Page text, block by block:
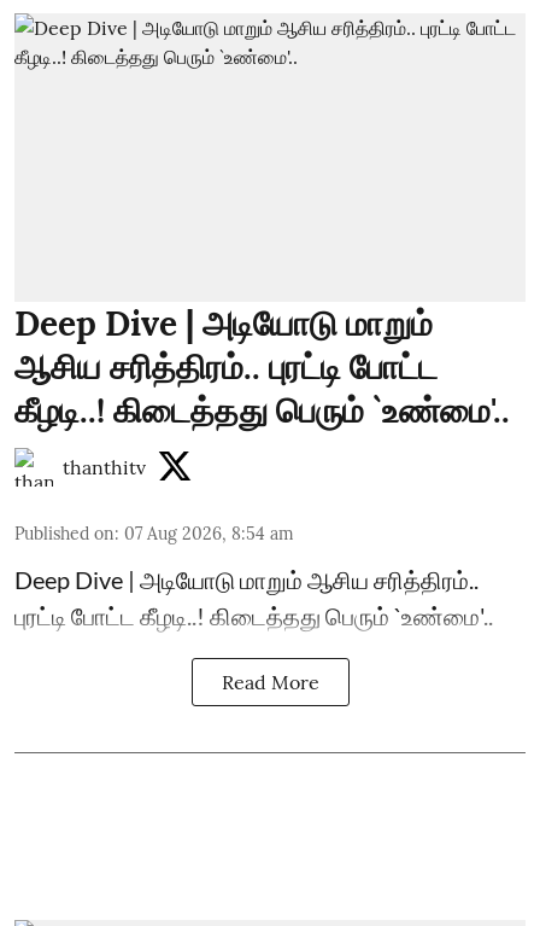
Deep Dive | அடியோடு மாறும்
ஆசிய சரித்திரம்.. புரட்டி போட்ட
கீழடி..! கிடைத்தது பெரும் `உண்மை'..
thanthitv
Published on: 07 Aug 2026, 8:54 am
Deep Dive | அடியோடு மாறும் ஆசிய சரித்திரம்..
புரட்டி போட்ட கீழடி..! கிடைத்தது பெரும் `உண்மை'..
Read More